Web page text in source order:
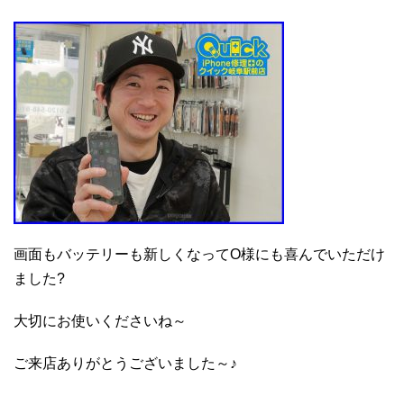
画面もバッテリーも新しくなってO様にも喜んでいただけ
ました?
大切にお使いくださいね～
ご来店ありがとうございました～♪